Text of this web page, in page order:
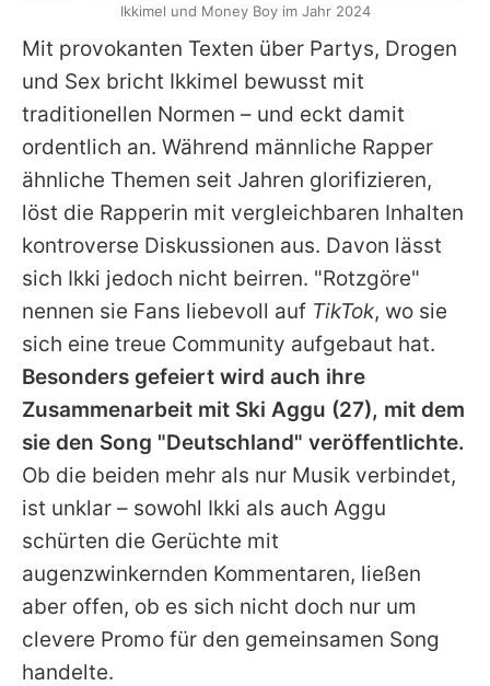
Mit provokanten Texten über Partys, Drogen
und Sex bricht Ikkimel bewusst mit
traditionellen Normen – und eckt damit
ordentlich an. Während männliche Rapper
ähnliche Themen seit Jahren glorifizieren,
löst die Rapperin mit vergleichbaren Inhalten
kontroverse Diskussionen aus. Davon lässt
sich Ikki jedoch nicht beirren. "Rotzgöre"
nennen sie Fans liebevoll auf TikTok, wo sie
sich eine treue Community aufgebaut hat.
Besonders gefeiert wird auch ihre
Zusammenarbeit mit Ski Aggu (27), mit dem
sie den Song "Deutschland" veröffentlichte.
Ob die beiden mehr als nur Musik verbindet,
ist unklar – sowohl Ikki als auch Aggu
schürten die Gerüchte mit
augenzwinkernden Kommentaren, ließen
aber offen, ob es sich nicht doch nur um
clevere Promo für den gemeinsamen Song
handelte.
Ikkimel und Money Boy im Jahr 2024